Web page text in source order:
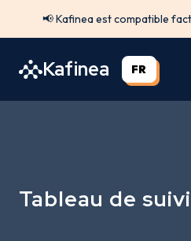
📢 Kafinea est compatible
Kafinea FR
Tableau de